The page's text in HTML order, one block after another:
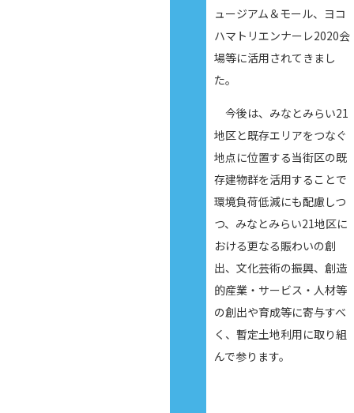
ュージアム＆モール、ヨコ
ハマトリエンナーレ2020会
場等に活用されてきまし
た。
今後は、みなとみらい21
地区と既存エリアをつなぐ
地点に位置する当街区の既
存建物群を活用することで
環境負荷低減にも配慮しつ
つ、みなとみらい21地区に
おける更なる賑わいの創
出、文化芸術の振興、創造
的産業・サービス・人材等
の創出や育成等に寄与すべ
く、暫定土地利用に取り組
んで参ります。